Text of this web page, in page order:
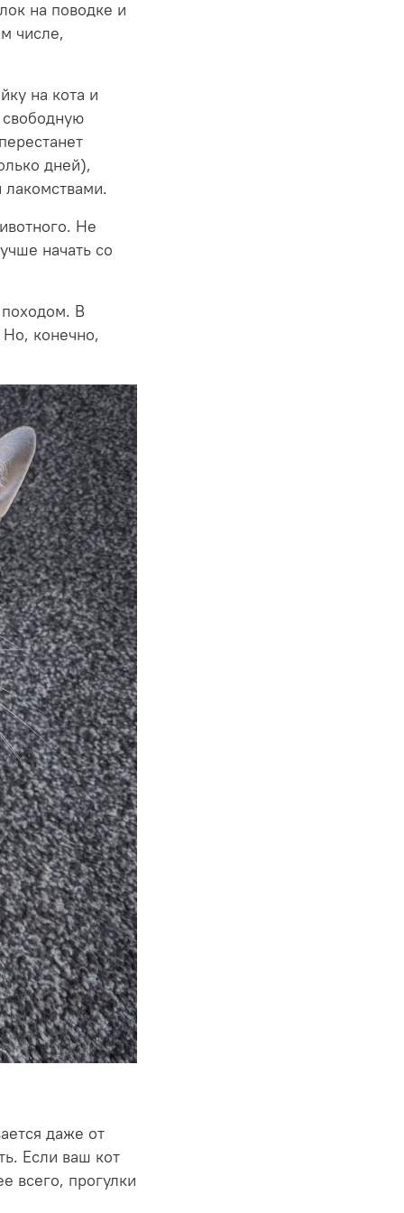
на поводке и
числе,
на кота и
свободную
дней),
Не
начать со
В
конечно,
даже от
Если ваш кот
всего, прогулки